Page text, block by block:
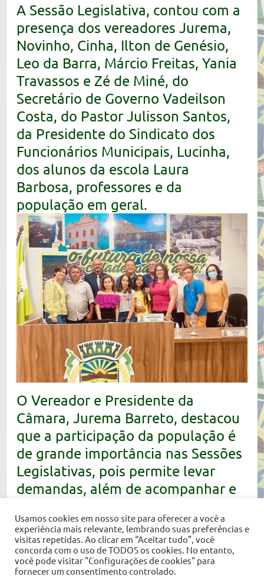
A Sessão Legislativa, contou com a
presença dos vereadores Jurema,
Novinho, Cinha, Ilton de Genésio,
Leo da Barra, Márcio Freitas, Yania
Travassos e Zé de Miné, do
Secretário de Governo Vadeilson
Costa, do Pastor Julisson Santos,
da Presidente do Sindicato dos
Funcionários Municipais, Lucinha,
dos alunos da escola Laura
Barbosa, professores e da
população em geral.
O Vereador e Presidente da
Câmara, Jurema Barreto, destacou
que a participação da população é
de grande importância nas Sessões
Legislativas, pois permite levar
demandas, além de acompanhar e
Legislativo.
Usamos cookies em nosso site para oferecer a você a
experiência mais relevante, lembrando suas preferências e
visitas repetidas. Ao clicar em “Aceitar tudo”, você
concorda com o uso de TODOS os cookies. No entanto,
você pode visitar "Configurações de cookies" para
fornecer um consentimento controlado.